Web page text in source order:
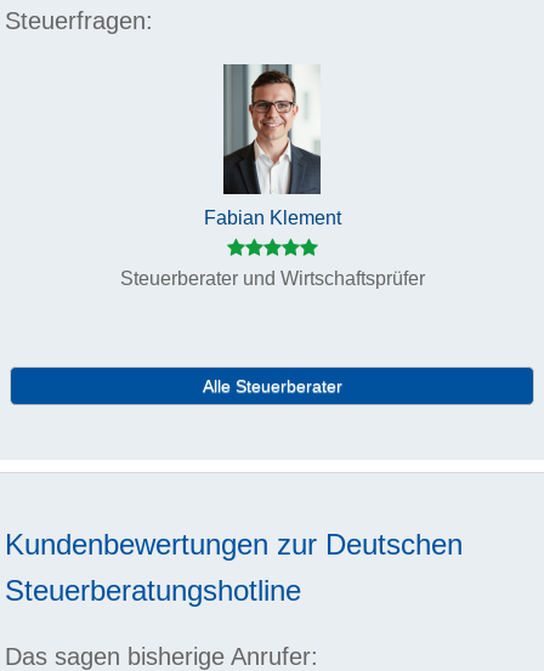
Steuerfragen:
Fabian Klement
Steuerberater und Wirtschaftsprüfer
Alle Steuerberater
Kundenbewertungen zur Deutschen
Steuerberatungshotline
Das sagen bisherige Anrufer: